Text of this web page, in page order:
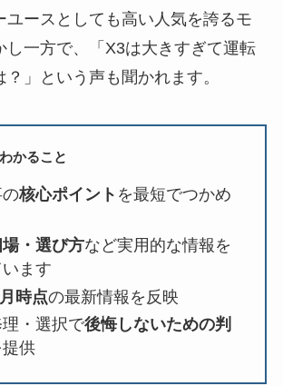
ユースとしても高い人気を誇るモ
し一方で、「X3は大きすぎて運転
？」という声も聞かれます。
かること
核心ポイント を最短でつかめ
・選び方など実用的な情報を
ます
時点の最新情報を反映
・選択で後悔しないための判
供